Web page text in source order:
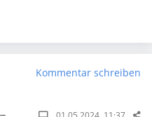
Kommentar schreiben